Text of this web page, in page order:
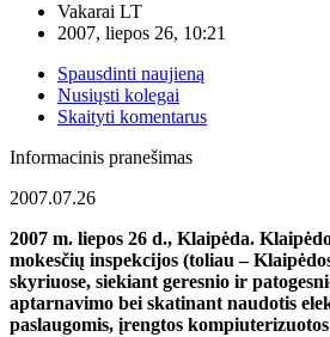
Vakarai LT
2007, liepos 26, 10:21
Spausdinti naujieną
Nusiųsti kolegai
Skaityti komentarus
Informacinis pranešimas
2007.07.26
2007 m. liepos 26 d., Klaipėda.
mokesčių inspekcijos (toliau –
skyriuose, siekiant geresnio ir
aptarnavimo bei skatinant naudotis
paslaugomis, įrengtos